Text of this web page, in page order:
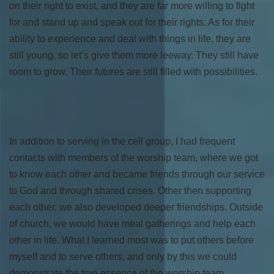
on their right to exist, and they are far more willing to fight
for and stand up and speak out for their rights. As for their
ability to experience and deal with things in life, they are
still young, so let’s give them more leeway. They still have
room to grow. Their futures are still filled with possibilities.
In addition to serving in the cell group, I had frequent
contacts with members of the worship team, where we got
to know each other and became friends through our service
to God and through shared crises. Other then supporting
each other, we also developed deeper friendships. Outside
of church, we would have meal gatherings and help each
other in life. What I learned most was to put others before
myself and to serve others, and only by this we could